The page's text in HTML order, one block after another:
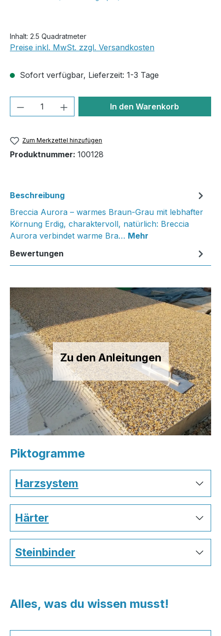
Inhalt: 2.5 Quadratmeter
Preise inkl. MwSt. zzgl. Versandkosten
Sofort verfügbar, Lieferzeit: 1-3 Tage
Produkt Anzahl: Gib denIn den Warenkorb
Zum Merkzettel hinzufügen
Produktnummer: 100128
Beschreibung
Breccia Aurora – warmes Braun-Grau mit lebhafter
Körnung Erdig, charaktervoll, natürlich: Breccia
Aurora verbindet warme Bra… Mehr
Bewertungen
Zu den Anleitungen
Piktogramme
Harzsystem
Härter
Steinbinder
Alles, was du wissen musst!